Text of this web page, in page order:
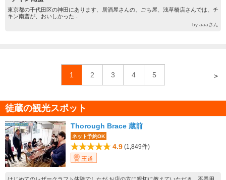
東京都の千代田区の神田にあります、居酒屋さんの、ごち屋、浅草橋店さんでは、チ
キン南蛮が、おいしかった...
by aaaさん
1 2 3 4 5 ＞
徒蔵の観光スポット
Thorough Brace 蔵前
ネット予約OK
4.9 (1,849件)
王道